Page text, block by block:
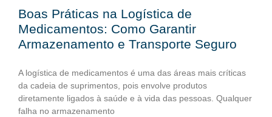
Boas Práticas na Logística de
Medicamentos: Como Garantir
Armazenamento e Transporte Seguro
A logística de medicamentos é uma das áreas mais críticas
da cadeia de suprimentos, pois envolve produtos
diretamente ligados à saúde e à vida das pessoas. Qualquer
falha no armazenamento